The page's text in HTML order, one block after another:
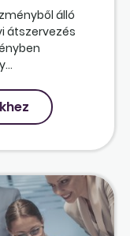
álló
átszervezés